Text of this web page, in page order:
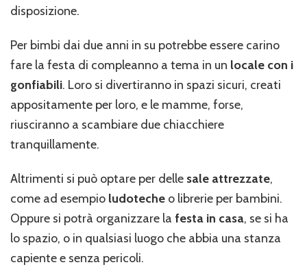
disposizione.
Per bimbi dai due anni in su potrebbe essere carino
fare la festa di compleanno a tema in un locale con i
gonfiabili. Loro si divertiranno in spazi sicuri, creati
appositamente per loro, e le mamme, forse,
riusciranno a scambiare due chiacchiere
tranquillamente.
Altrimenti si può optare per delle sale attrezzate,
come ad esempio ludoteche o librerie per bambini.
Oppure si potrà organizzare la festa in casa, se si ha
lo spazio, o in qualsiasi luogo che abbia una stanza
capiente e senza pericoli.